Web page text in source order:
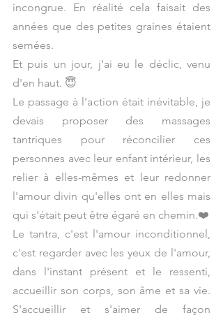
incongrue. En réalité cela faisait des
années que des petites graines étaient
semées.
Et puis un jour, j'ai eu le déclic, venu
d'en haut. 😇
Le passage à l'action était inévitable, je
devais proposer des massages
tantriques pour réconcilier ces
personnes avec leur enfant intérieur, les
relier à elles-mêmes et leur redonner
l'amour divin qu'elles ont en elles mais
qui s'était peut être égaré en chemin.❤️
Le tantra, c'est l'amour inconditionnel,
c'est regarder avec les yeux de l'amour,
dans l'instant présent et le ressenti,
accueillir son corps, son âme et sa vie.
S'accueillir et s'aimer de façon